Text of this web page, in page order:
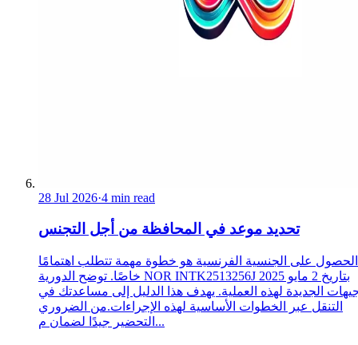
28 Jul 2026·4 min read
تحديد موعد في المحافظة من أجل التجنس
الحصول على الجنسية الفرنسية هو خطوة مهمة تتطلب اهتمامًا
خاصًا. توضح الدورية NOR INTK2513256J بتاريخ 2 مايو 2025
الجديدة لهذه العملية. يهدف هذا الدليل إلى مساعدتك في
التنقل عبر الخطوات الأساسية لهذه الإجراءات.من الضروري
التحضير جيدًا لضمان م...